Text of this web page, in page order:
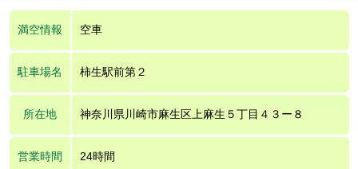
満空情報 空車
駐車場名 柿生駅前第２
所在地 神奈川県川崎市麻生区上麻生５丁目４３ー８
営業時間 24時間